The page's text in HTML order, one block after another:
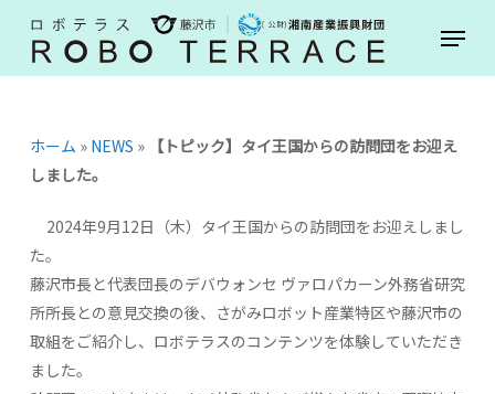
main
Menu
ホーム » NEWS » 【トピック】タイ王国からの訪問団をお迎え
しました。
2024年9月12日（木）タイ王国からの訪問団をお迎えしまし
た。
藤沢市長と代表団長のデバウォンセ ヴァロパカーン外務省研究
所所長との意見交換の後、さがみロボット産業特区や藤沢市の
取組をご紹介し、ロボテラスのコンテンツを体験していただき
ました。